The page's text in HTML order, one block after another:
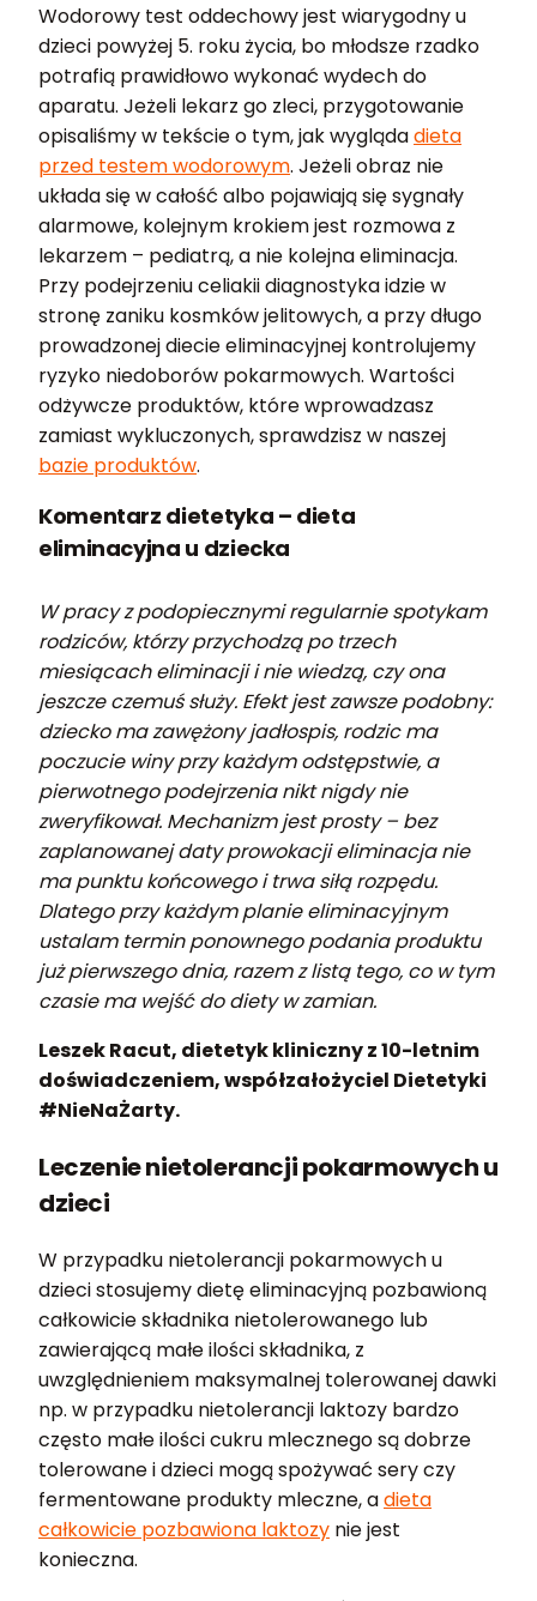
Wodorowy test oddechowy jest wiarygodny u
dzieci powyżej 5. roku życia, bo młodsze rzadko
potrafią prawidłowo wykonać wydech do
aparatu. Jeżeli lekarz go zleci, przygotowanie
opisaliśmy w tekście o tym, jak wyglądadieta
przed testem wodorowym. Jeżeli obraz nie
układa się w całość albo pojawiają się sygnały
alarmowe, kolejnym krokiem jest rozmowa z
lekarzem – pediatrą, a nie kolejna eliminacja.
Przy podejrzeniu celiakii diagnostyka idzie w
stronę zaniku kosmków jelitowych, a przy długo
prowadzonej diecie eliminacyjnej kontrolujemy
ryzyko niedoborów pokarmowych. Wartości
odżywcze produktów, które wprowadzasz
zamiast wykluczonych, sprawdzisz w naszej
bazie produktów.
Komentarz dietetyka – dieta
eliminacyjna u dziecka
W pracy z podopiecznymi regularnie spotykam
rodziców, którzy przychodzą po trzech
miesiącach eliminacji i nie wiedzą, czy ona
jeszcze czemuś służy. Efekt jest zawsze podobny:
dziecko ma zawężony jadłospis, rodzic ma
poczucie winy przy każdym odstępstwie, a
pierwotnego podejrzenia nikt nigdy nie
zweryfikował. Mechanizm jest prosty – bez
zaplanowanej daty prowokacji eliminacja nie
ma punktu końcowego i trwa siłą rozpędu.
Dlatego przy każdym planie eliminacyjnym
ustalam termin ponownego podania produktu
już pierwszego dnia, razem z listą tego, co w tym
czasie ma wejść do diety w zamian.
Leszek Racut, dietetyk kliniczny z 10-letnim
doświadczeniem, współzałożyciel Dietetyki
#NieNaŻarty.
Leczenie nietolerancji pokarmowych u
dzieci
W przypadku nietolerancji pokarmowych u
dzieci stosujemy dietę eliminacyjną pozbawioną
całkowicie składnika nietolerowanego lub
zawierającą małe ilości składnika, z
uwzględnieniem maksymalnej tolerowanej dawki
np. w przypadku nietolerancji laktozy bardzo
często małe ilości cukru mlecznego są dobrze
tolerowane i dzieci mogą spożywać sery czy
fermentowane produkty mleczne, adieta
całkowicie pozbawiona laktozy nie jest
konieczna.